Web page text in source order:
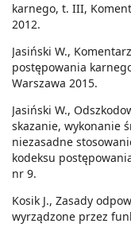
karnego, t. III,
2012.
Jasiński W.,
postępowania
Warszawa 2015.
Jasiński W.,
skazanie, wykonanie
niezasadne
kodeksu
nr 9.
Kosik J., Zasady
wyrządzone przez